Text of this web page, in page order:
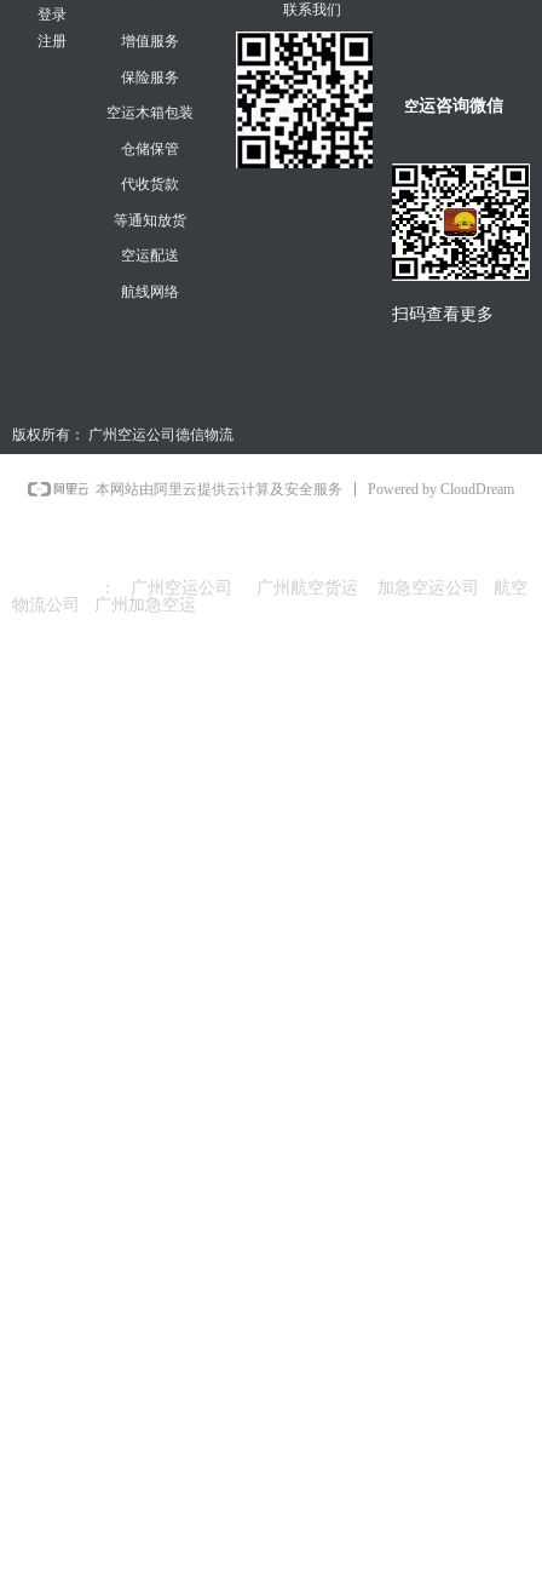
登录
注册
增值服务
保险服务
空运木箱包装
仓储保管
代收货款
等通知放货
空运配送
航线网络
联系我们
扫码查看更多
空运咨询微信
版权所有： 广州空运公司德信物流
： 广州空运公司 广州航空货运 加急空运公司 航空
物流公司 广州加急空运
本网站由阿里云提供云计算及安全服务 Powered by CloudDream